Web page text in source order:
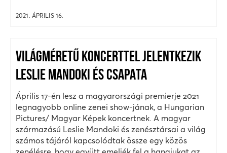
2021. ÁPRILIS 16.
VILÁGMÉRETŰ KONCERTTEL JELENTKEZIK
LESLIE MANDOKI ÉS CSAPATA
Április 17-én lesz a magyarországi premierje 2021
legnagyobb online zenei show-jának, a Hungarian
Pictures/ Magyar Képek koncertnek. A magyar
származású Leslie Mandoki és zenésztársai a világ
számos tájáról kapcsolódtak össze egy közös